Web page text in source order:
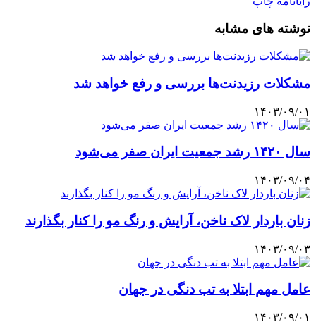
نوشته های مشابه
مشکلات رزیدنت‌ها بررسی و رفع خواهد شد
۱۴۰۳/۰۹/۰۱
سال ۱۴۲۰ رشد جمعیت ایران صفر می‌شود
۱۴۰۳/۰۹/۰۴
زنان باردار لاک ناخن، آرایش و رنگ مو را کنار بگذارند
۱۴۰۳/۰۹/۰۳
عامل مهم ابتلا به تب دنگی در جهان
۱۴۰۳/۰۹/۰۱